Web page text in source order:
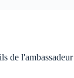
de l'ambassadeur